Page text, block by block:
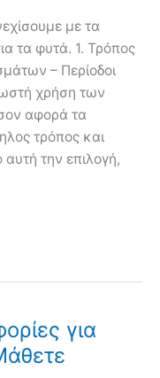
με τα
τα φυτά. 1. Τρόπος
– Περίοδοι
χρήση των
αφορά τα
τρόπος και
την επιλογή,
για